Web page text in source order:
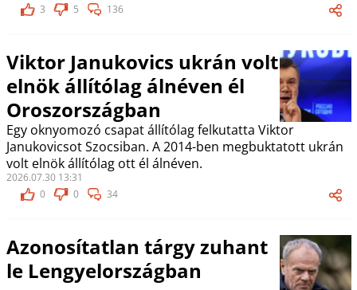
3
5 136
Viktor Janukovics ukrán volt
elnök állítólag álnéven él
Oroszországban
Egy oknyomozó csapat állítólag felkutatta Viktor
Janukovicsot Szocsiban. A 2014-ben megbuktatott ukrán
volt elnök állítólag ott él álnéven.
2026.07.30 13:31
0
0 34
Azonosítatlan tárgy zuhant
le Lengyelországban